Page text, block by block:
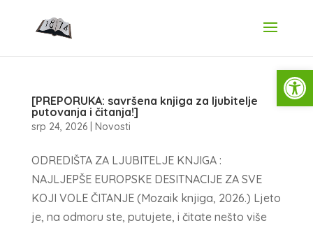
[PREPORUKA: savršena knjiga za ljubitelje
putovanja i čitanja!]
srp 24, 2026| Novosti
ODREDIŠTA ZA LJUBITELJE KNJIGA :
NAJLJEPŠE EUROPSKE DESITNACIJE ZA SVE
KOJI VOLE ČITANJE (Mozaik knjiga, 2026.) Ljeto
je, na odmoru ste, putujete, i čitate nešto više